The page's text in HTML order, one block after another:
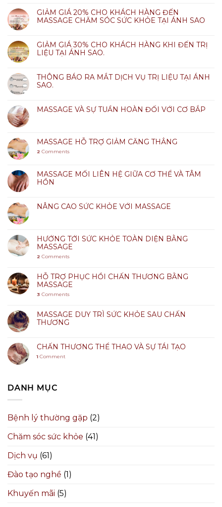
GIẢM GIÁ 20% CHO KHÁCH HÀNG ĐẾN
MASSAGE CHĂM SÓC SỨC KHỎE TẠI ÁNH SAO
GIẢM GIÁ 30% CHO KHÁCH HÀNG KHI ĐẾN TRỊ
LIỆU TẠI ÁNH SAO.
THÔNG BÁO RA MẮT DỊCH VỤ TRỊ LIỆU TẠI ÁNH
SAO.
MASSAGE VÀ SỰ TUẦN HOÀN ĐỐI VỚI CƠ BẮP
MASSAGE HỖ TRỢ GIẢM CĂNG THẲNG
2 Comments
MASSAGE MỐI LIÊN HỆ GIỮA CƠ THỂ VÀ TÂM
HỒN
NÂNG CAO SỨC KHỎE VỚI MASSAGE
HƯỚNG TỚI SỨC KHỎE TOÀN DIỆN BẰNG
MASSAGE
2 Comments
HỖ TRỢ PHỤC HỒI CHẤN THƯƠNG BẰNG
MASSAGE
3 Comments
MASSAGE DUY TRÌ SỨC KHỎE SAU CHẤN
THƯƠNG
CHẤN THƯƠNG THỂ THAO VÀ SỰ TÁI TẠO
1 Comment
DANH MỤC
Bệnh lý thường gặp (2)
Chăm sóc sức khỏe (41)
Dịch vụ (61)
Đào tạo nghề (1)
Khuyến mãi (5)